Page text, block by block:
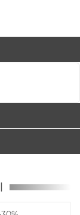
TR51-3 DWP